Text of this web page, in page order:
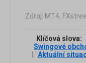
Zdroj: MT4,
Klíčová slova:
Swingové
Aktuální